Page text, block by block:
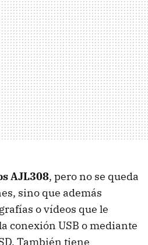
AJL308, pero no se queda
sino que además
o vídeos que le
conexión USB o mediante
También tiene